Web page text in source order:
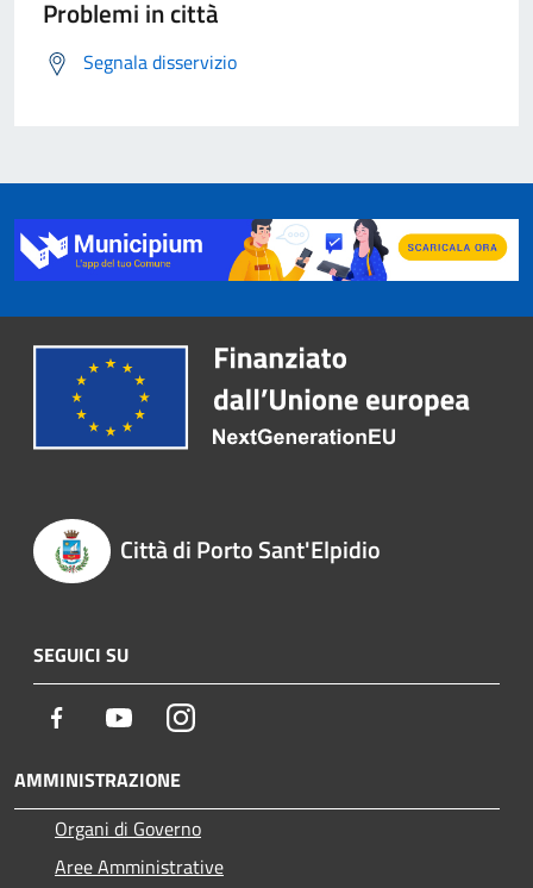
Problemi in città
Segnala disservizio
Città di Porto Sant'Elpidio
SEGUICI SU
Facebook YoutubeInstagram
AMMINISTRAZIONE
Organi di Governo
Aree Amministrative